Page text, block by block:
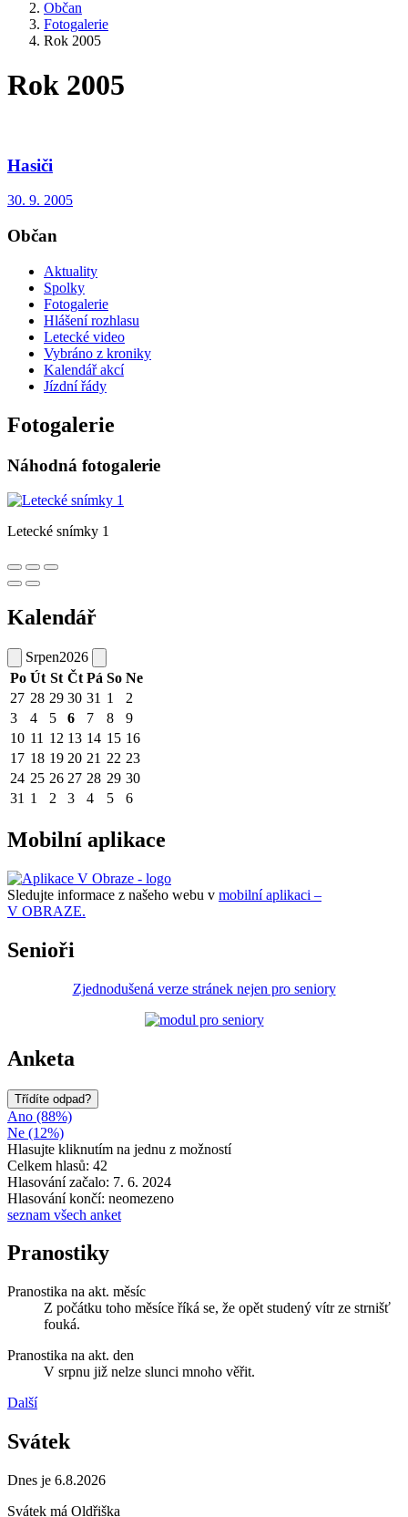
Občan
Fotogalerie
Rok 2005
Rok 2005
Hasiči
30. 9. 2005
Občan
Aktuality
Spolky
Fotogalerie
Hlášení rozhlasu
Letecké video
Vybráno z kroniky
Kalendář akcí
Jízdní řády
Fotogalerie
Náhodná fotogalerie
Letecké snímky 1
Kalendář
Srpen2026
Po Út St Čt Pá So Ne
27 28 29 30 31 1
2
3
4 5 6 7 8
9
10 11 12 13 14 15 16
17 18 19 20 21 22 23
24 25 26 27 28 29 30
31 1 2 3 4 5 6
Mobilní aplikace
Sledujte informace z našeho webu v mobilní aplikaci –
V OBRAZE.
Senioři
Zjednodušená verze stránek nejen pro seniory
Anketa
Třídíte odpad?
Ano (88%)
Ne (12%)
Hlasujte kliknutím na jednu z možností
Celkem hlasů: 42
Hlasování začalo: 7. 6. 2024
Hlasování končí: neomezeno
seznam všech anket
Pranostiky
Pranostika na akt. měsíc
Z počátku toho měsíce říká se, že opět studený vítr ze strnišť
fouká.
Pranostika na akt. den
V srpnu již nelze slunci mnoho věřit.
Další
Svátek
Dnes je 6.8.2026
Svátek má Oldřiška